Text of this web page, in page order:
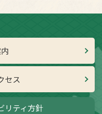
セス
リティ方針